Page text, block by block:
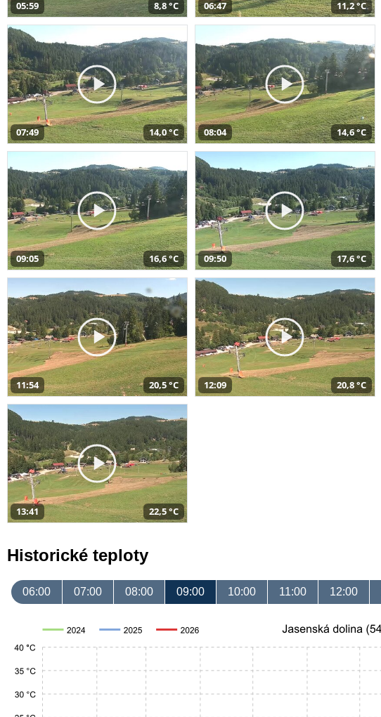
05:59 8,8 °C 06:47 11,2 °C
07:49 14,0 °C 08:04 14,6 °C
09:05 16,6 °C 09:50 17,6 °C
11:54 20,5 °C 12:09 20,8 °C
13:41 22,5 °C
Historické teploty
06:00 07:00 08:00 09:00 10:00 11:00 12:00